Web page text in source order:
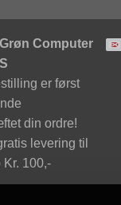
Grøn Computer
er først
din ordre!
levering til
100,-